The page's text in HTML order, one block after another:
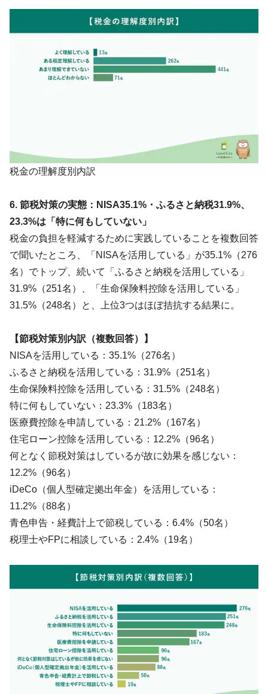
税金の理解度別内訳
6. 節税対策の実態：NISA35.1%・ふるさと納税31.9%、
23.3%は「特に何もしていない」
税金の負担を軽減するために実践していることを複数回答
で聞いたところ、「NISAを活用している」が35.1%（276
名）でトップ、続いて「ふるさと納税を活用している」
31.9%（251名）、「生命保険料控除を活用している」
31.5%（248名）と、上位3つはほぼ拮抗する結果に。
【節税対策別内訳（複数回答）】
NISAを活用している：35.1%（276名）
ふるさと納税を活用している：31.9%（251名）
生命保険料控除を活用している：31.5%（248名）
特に何もしていない：23.3%（183名）
医療費控除を申請している：21.2%（167名）
住宅ローン控除を活用している：12.2%（96名）
何となく節税対策はしているが故に効果を感じない：
12.2%（96名）
iDeCo（個人型確定拠出年金）を活用している：
11.2%（88名）
青色申告・経費計上で節税している：6.4%（50名）
税理士やFPに相談している：2.4%（19名）